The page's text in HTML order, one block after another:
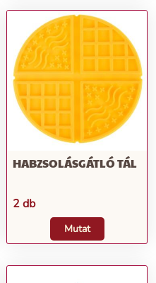
HABZSOLÁSGÁTLÓ TÁL
2 db
Mutat